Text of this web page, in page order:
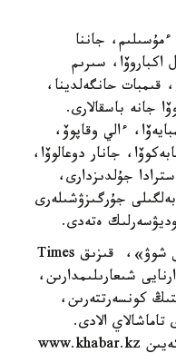
ءمۇسىلىم، جاننا
اكباروۆا، سىرىم
قىمبات حانگەلدينا،
جانە باسقالارى.
ءالي وقاپوۆ،
جانار دوعالوۆا،
جۇلدىزدارى،
جۇرگىزۋشىلەرى
ەتەدى.
سونداي-اق، كورەرمەندەر «بەنەفيس شوۋ»، قىزىق Times
شىعارىلىمدارىن،
كونسەرتتەرىن،
الادى.
تەلەباعدارلامانى باعدارلامالار شىققان كەيىن www.khabar.kz